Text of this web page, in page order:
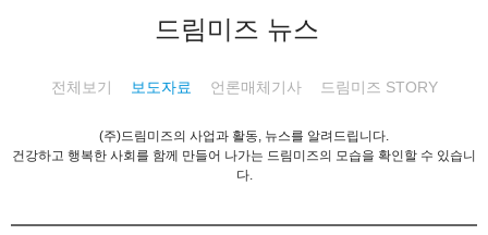
드림미즈 뉴스
전체보기 보도자료 언론매체기사 드림미즈 STORY
(주)드림미즈의 사업과 활동, 뉴스를 알려드립니다.
건강하고 행복한 사회를 함께 만들어 나가는 드림미즈의 모습을 확인할 수 있습니
다.